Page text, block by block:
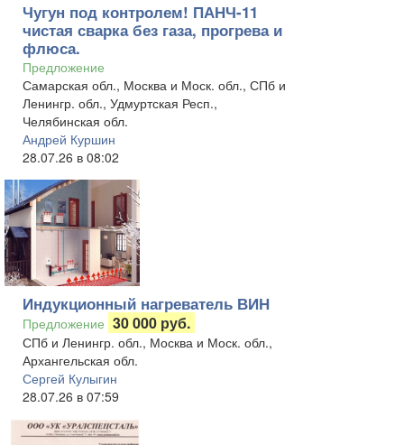
Чугун под контролем! ПАНЧ-11
чистая сварка без газа, прогрева и
флюса.
Предложение
Самарская обл., Москва и Моск. обл., СПб и
Ленингр. обл., Удмуртская Респ.,
Челябинская обл.
Андрей Куршин
28.07.26 в 08:02
Индукционный нагреватель ВИН
Предложение 30 000 руб.
СПб и Ленингр. обл., Москва и Моск. обл.,
Архангельская обл.
Сергей Кулыгин
28.07.26 в 07:59